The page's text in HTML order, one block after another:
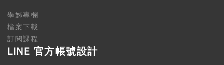
學姊專欄
檔案下載
訂閱課程
LINE 官方帳號設計